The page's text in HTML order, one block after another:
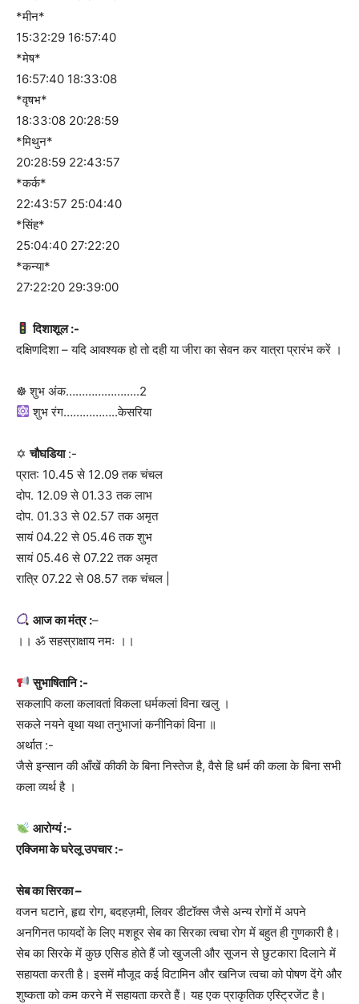
*मीन*
15:32:29 16:57:40
*मेष*
16:57:40 18:33:08
*वृषभ*
18:33:08 20:28:59
*मिथुन*
20:28:59 22:43:57
*कर्क*
22:43:57 25:04:40
*सिंह*
25:04:40 27:22:20
*कन्या*
27:22:20 29:39:00
दिशाशूल :-
दक्षिणदिशा – यदि आवश्यक हो तो दही या जीरा का सेवन कर यात्रा प्रारंभ करें ।
☸ शुभ अंक…………………..2
शुभ रंग……………..केसरिया
✡चौघडिया:-
प्रात: 10.45 से 12.09 तक चंचल
दोप. 12.09 से 01.33 तक लाभ
दोप. 01.33 से 02.57 तक अमृत
सायं 04.22 से 05.46 तक शुभ
सायं 05.46 से 07.22 तक अमृत
रात्रि 07.22 से 08.57 तक चंचल |
आज का मंत्र :–
।। ॐ सहस्राक्षाय नमः ।।
सुभाषितानि :-
सकलापि कला कलावतां विकला धर्मकलां विना खलु ।
सकले नयने वृथा यथा तनुभाजां कनीनिकां विना ॥
अर्थात :-
जैसे इन्सान की आँखें कीकी के बिना निस्तेज है, वैसे हि धर्म की कला के बिना सभी
कला व्यर्थ है ।
आरोग्यं :-
एक्जिमा के घरेलू उपचार :-
सेब का सिरका –
वजन घटाने, हृद्य रोग, बदहज़मी, लिवर डीटॉक्स जैसे अन्य रोगों में अपने
अनगिनत फायदों के लिए मशहूर सेब का सिरका त्वचा रोग में बहुत ही गुणकारी है।
सेब का सिरके में कुछ एसिड होते हैं जो खुजली और सूजन से छुटकारा दिलाने में
सहायता करती है। इसमें मौजूद कई विटामिन और खनिज त्वचा को पोषण देंगे और
शुष्कता को कम करने में सहायता करते हैं। यह एक प्राकृतिक एस्ट्रिजेंट है।